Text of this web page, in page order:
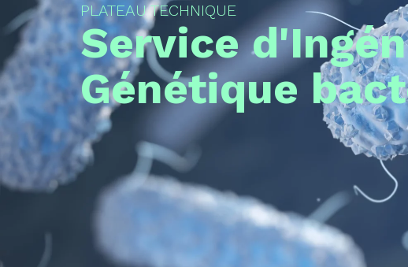
PLATEAU TECHNIQUE
Service
Génétique